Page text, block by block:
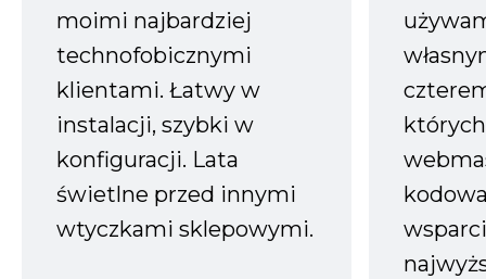
moimi najbardziej
technofobicznymi
klientami. Łatwy w
instalacji, szybki w
konfiguracji. Lata
świetlne przed innymi
wtyczkami sklepowymi.